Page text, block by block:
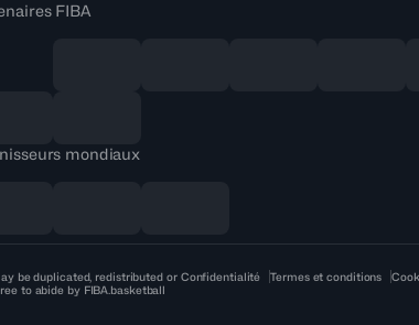
FIBA
mondiaux
be duplicated, redistributed or
to abide by FIBA.basketball
Confidentialité Termes et conditions